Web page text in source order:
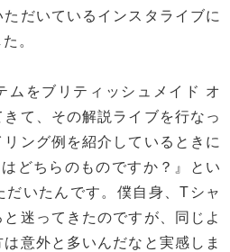
だいているインスタライブに
。
ムをブリティッシュメイド オ
て、その解説ライブを行なっ
ング例を紹介しているときに
どちらのものですか？』とい
だいたんです。僕自身、Tシャ
迷ってきたのですが、同じよ
意外と多いんだなと実感しま